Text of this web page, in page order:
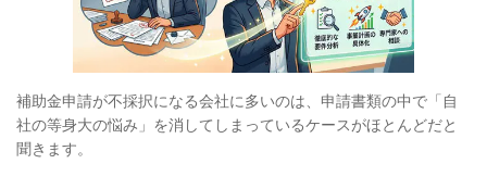
補助金申請が不採択になる会社に多いのは、申請書類の中で「自
社の等身大の悩み」を消してしまっているケースがほとんどだと
聞きます。